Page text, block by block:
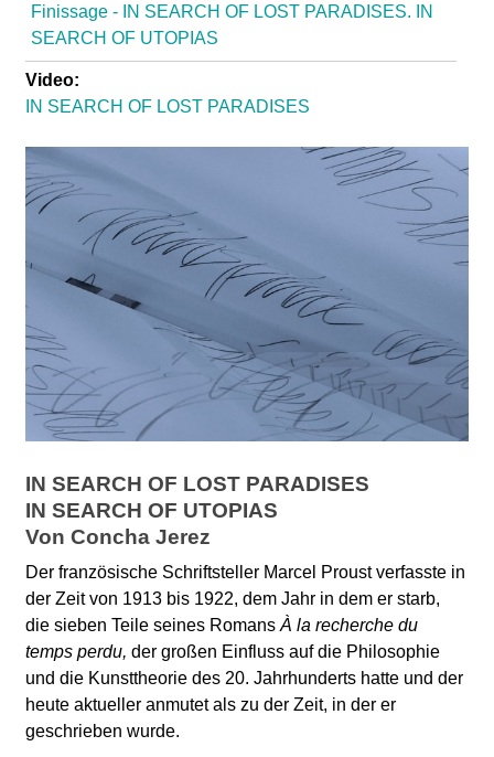
Finissage - IN SEARCH OF LOST PARADISES. IN
SEARCH OF UTOPIAS
Video:
IN SEARCH OF LOST PARADISES
IN SEARCH OF LOST PARADISES
IN SEARCH OF UTOPIAS
Von Concha Jerez
Der französische Schriftsteller Marcel Proust verfasste in
der Zeit von 1913 bis 1922, dem Jahr in dem er starb,
die sieben Teile seines RomansÀ la recherche du
temps perdu,der großen Einfluss auf die Philosophie
und die Kunsttheorie des 20. Jahrhunderts hatte und der
heute aktueller anmutet als zu der Zeit, in der er
geschrieben wurde.